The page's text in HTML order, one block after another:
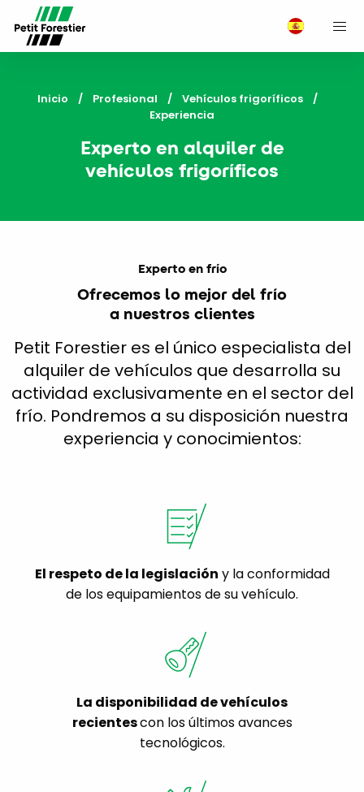
Inicio Profesional
Vehículos frigoríficos
Current:
Experiencia
Experto en alquiler de
vehículos frigoríficos
Experto en frío
Ofrecemos lo mejor del frío
a nuestros clientes
Petit Forestier es el único especialista del
alquiler de vehículos que desarrolla su
actividad exclusivamente en el sector del
frío. Pondremos a su disposición nuestra
experiencia y conocimientos:
El respeto de la legislación y la conformidad
de los equipamientos de su vehículo.
La disponibilidad de vehículos
recientescon los últimos avances
tecnológicos.